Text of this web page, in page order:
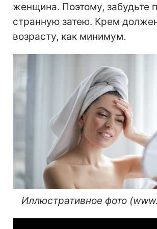
женщина. Поэтому, забудьте
странную затею. Крем
возрасту, как минимум.
⠀Иллюстративное фото